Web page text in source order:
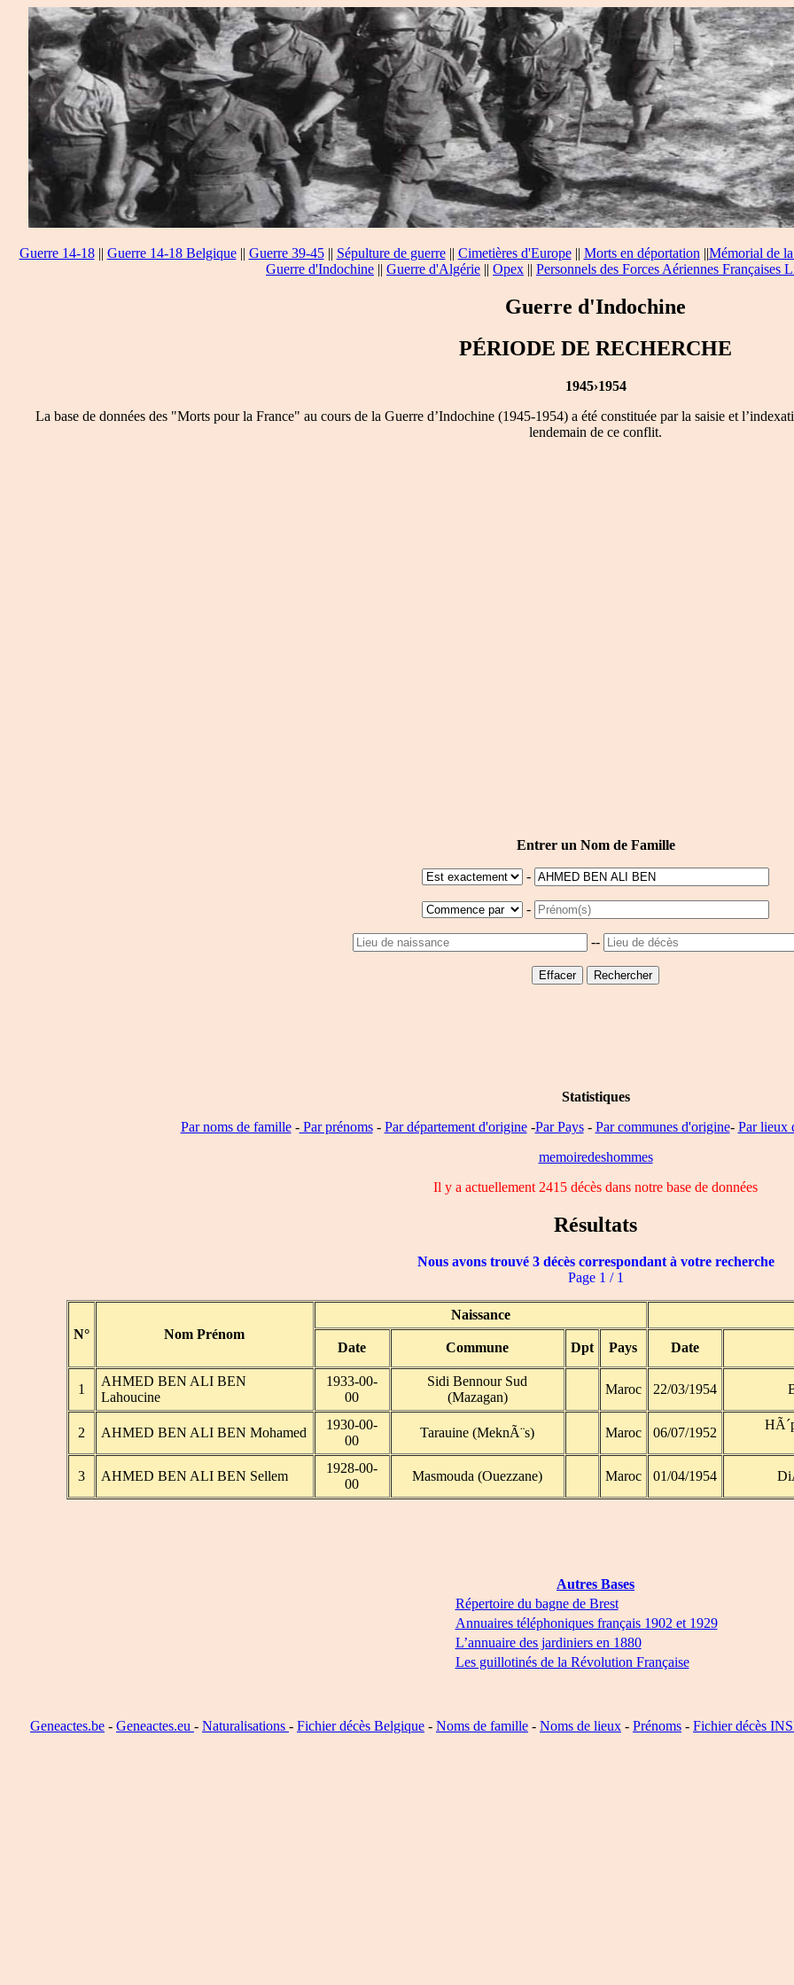
Guerre 14-18|| Guerre 14-18 Belgique|| Guerre 39-45|| Sépulture de guerre|| Cimetières d'Europe|| Morts en déportation ||Mémorial de
Guerre d'Indochine || Guerre d'Algérie || Opex || Personnels des Forces Aériennes Françaises
Guerre d'Indochine
PÉRIODE DE RECHERCHE
1945›1954
La base de données des "Morts pour la France" au cours de la Guerre d’Indochine (1945-1954) a été constituée par la saisie et
lendemain de ce conflit.
Entrer un Nom de Famille
-
-
--
Statistiques
Par noms de famille-Par prénoms- Par département d'origine-Par Pays- Par communes d'origine- Par lieux
memoiredeshommes
Il y a actuellement 2415 décès dans notre base de données
Résultats
Nous avons trouvé 3 décès correspondant à votre recherche
Page 1 / 1
N° Nom Prénom
Naissance
Date
Commune Dpt Pays Date
1
AHMED BEN ALI BEN
Lahoucine
1933-00-
00
Sidi Bennour Sud
(Mazagan)
Maroc 22/03/1954
2 AHMED BEN ALI BEN Mohamed
1930-00-
00
Tarauine (MeknÃ¨s) Maroc 06/07/1952
3 AHMED BEN ALI BEN Sellem
1928-00-
00
Masmouda (Ouezzane) Maroc 01/04/1954
Autres Bases
Répertoire du bagne de Brest
Annuaires téléphoniques français 1902 et 1929
L’annuaire des jardiniers en 1880
Les guillotinés de la Révolution Française
Geneactes.be - Geneactes.eu - Naturalisations - Fichier décès Belgique - Noms de famille - Noms de lieux - Prénoms - Fichier décès